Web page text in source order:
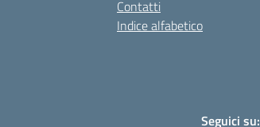
Contatti
Indice alfabetico
Seguici su: